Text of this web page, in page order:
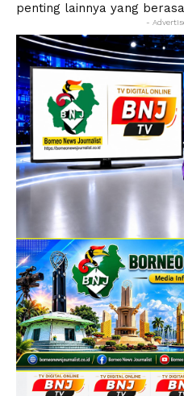
penting lainnya yang
-